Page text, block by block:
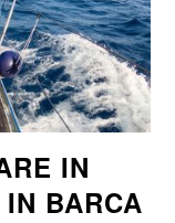
IN
BARCA